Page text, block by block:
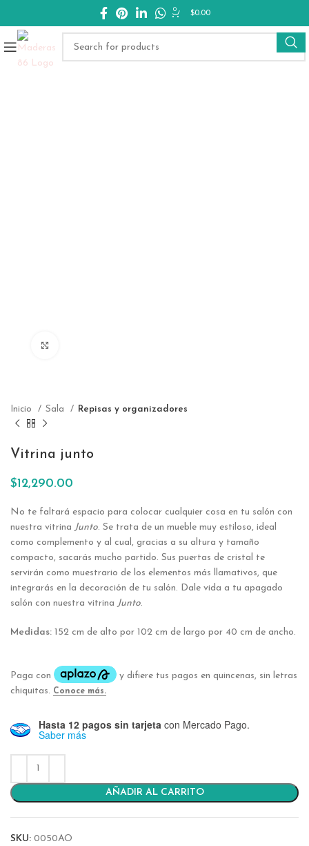
0 $0.00
Inicio Sala Repisas y organizadores
Vitrina junto
$12,290.00
No te faltará espacio para colocar cualquier cosa en tu salón con
nuestra vitrina Junto. Se trata de un mueble muy estiloso, ideal
como complemento y al cual, gracias a su altura y tamaño
compacto, sacarás mucho partido. Sus puertas de cristal te
servirán como muestrario de los elementos más llamativos, que
integrarás en la decoración de tu salón. Dale vida a tu apagado
salón con nuestra vitrina Junto.
Medidas: 152 cm de alto por 102 cm de largo por 40 cm de ancho.
Hasta 12 pagos sin tarjeta con Mercado Pago.
Saber más
AÑADIR AL CARRITO
SKU: 0050AO